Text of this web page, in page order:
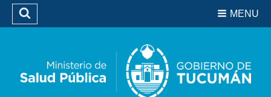
Biblioteca
MENU
Buscar